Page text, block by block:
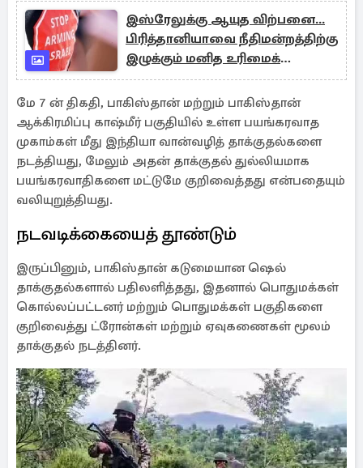
இஸ்ரேலுக்கு ஆயுத விற்பனை...
பிரித்தானியாவை நீதிமன்றத்திற்கு
இழுக்கும் மனித உரிமைக்
குழுக்கள்
மே 7 ன் திகதி, பாகிஸ்தான் மற்றும் பாகிஸ்தான்
ஆக்கிரமிப்பு காஷ்மீர் பகுதியில் உள்ள பயங்கரவாத
முகாம்கள் மீது இந்தியா வான்வழித் தாக்குதல்களை
நடத்தியது, மேலும் அதன் தாக்குதல் துல்லியமாக
பயங்கரவாதிகளை மட்டுமே குறிவைத்தது என்பதையும்
வலியுறுத்தியது.
நடவடிக்கையைத் தூண்டும்
இருப்பினும், பாகிஸ்தான் கடுமையான ஷெல்
தாக்குதல்களால் பதிலளித்தது, இதனால் பொதுமக்கள்
கொல்லப்பட்டனர் மற்றும் பொதுமக்கள் பகுதிகளை
குறிவைத்து ட்ரோன்கள் மற்றும் ஏவுகணைகள் மூலம்
தாக்குதல் நடத்தினர்.